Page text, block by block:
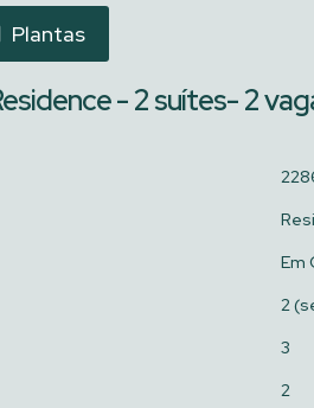
Plantas
- 2 suítes- 2
Em
2
3
2